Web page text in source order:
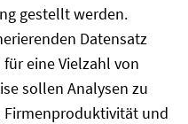
gestellt werden.
Datensatz
eine Vielzahl von
sollen Analysen zu
Firmenproduktivität und